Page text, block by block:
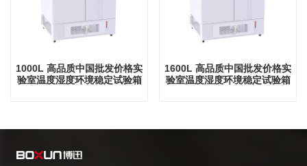
1000L 高品质中国批发价格实
验室温度湿度环境稳定试验箱
1600L 高品质中国批发价格实
验室温度湿度环境稳定试验箱